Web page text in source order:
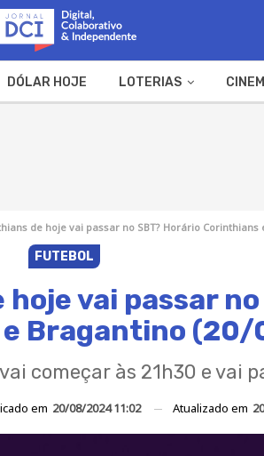
DÓLAR HOJE LOTERIAS
de hoje vai passar no SBT? Horário Corinthians
FUTEBOL
vai passar
Bragantino (20/
começar às 21h30 e vai
em 20/08/2024 11:02 Atualizado em